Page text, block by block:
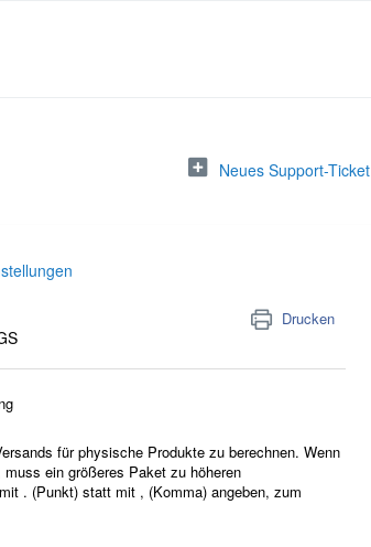
Neues Support-Ticket
Drucken
für physische Produkte zu berechnen. Wenn
ein größeres Paket zu höheren
. (Punkt) statt mit , (Komma) angeben, zum